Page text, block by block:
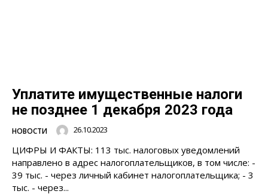
Уплатите имущественные налоги
не позднее 1 декабря 2023 года
НОВОСТИ 26.10.2023
ЦИФРЫ И ФАКТЫ: 113 тыс. налоговых уведомлений
направлено в адрес налогоплательщиков, в том числе: -
39 тыс. - через личный кабинет налогоплательщика; - 3
тыс. - через...